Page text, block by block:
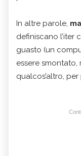
In altre parole,
definiscano
guasto (un
essere
qualcos’altro,